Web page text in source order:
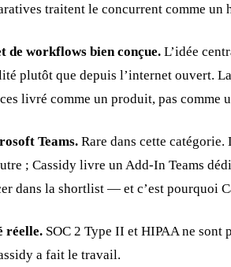
traitent le concurrent comme
de workflows bien conçue. L’idée
plutôt que depuis l’internet ouvert.
livré comme un produit, pas comme
Teams. Rare dans cette
; Cassidy livre un Add-In Teams
dans la shortlist — et c’est pourquoi
réelle. SOC 2 Type II et HIPAA ne sont
a fait le travail.